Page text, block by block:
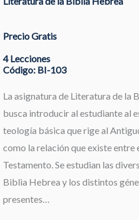
Precio Gratis
4 Lecciones
Código: BI-103
La asignatura de Literatura de la
busca introducir al estudiante al
teología básica que rige al
como la relación que existe entre
Testamento. Se estudian las
Biblia Hebrea y los distintos
presentes…